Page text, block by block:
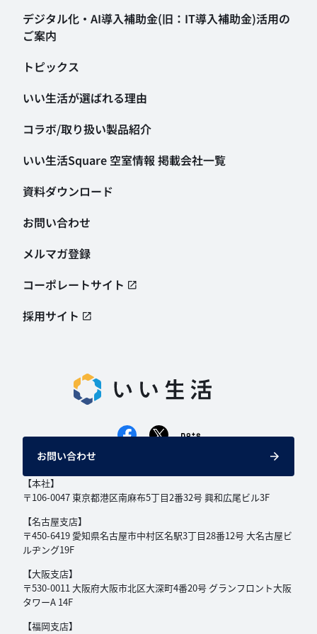
【本社】
〒106-0047 東京都港区南麻布5丁目2番32号興和広尾ビル3F
【名古屋支店】
〒450-6419 愛知県名古屋市中村区名駅3丁目28番12号 大名古屋ビ
ルヂング19F
【大阪支店】
〒530-0011 大阪府大阪市北区大深町4番20号 グランフロント大阪
タワーA 14F
【福岡支店】
お問い合わせ
デジタル化・AI導入補助金(旧：IT導入補助金)活用の
ご案内
トピックス
いい生活が選ばれる理由
コラボ/取り扱い製品紹介
いい生活Square 空室情報掲載会社一覧
資料ダウンロード
お問い合わせ
メルマガ登録
コーポレートサイト
採用サイト